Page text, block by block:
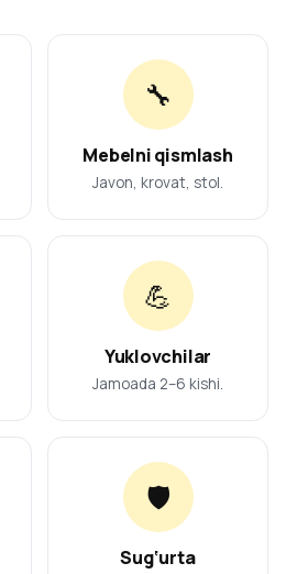
🔧
Mebelni qismlash
Javon, krovat, stol.
💪
Yuklovchilar
Jamoada 2–6 kishi.
🛡️
Sug‘urta